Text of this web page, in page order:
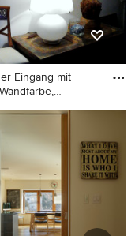
Eingang mit
Eingang mit
Wandfarbe,
Einzeltür,
und
Boden in